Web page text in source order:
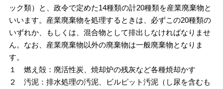
ック類）と、政令で定めた14種類の計20種類を産業廃棄物と
いいます。産業廃棄物を処理するときは、必ずこの20種類の
いずれか、もしくは、混合物として排出しなければなりませ
ん。なお、産業廃棄物以外の廃棄物は一般廃棄物となりま
す。
１ 燃え殻：廃活性炭、焼却炉の残灰など各種焼却かす
２ 汚泥：排水処理の汚泥、ビルピット汚泥（し尿を含むも